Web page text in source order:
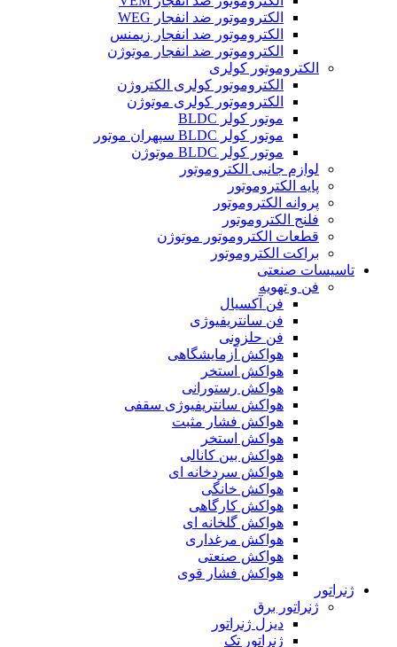
الکتروموتور ضد انفجار WEG
الکتروموتور ضد انفجار زیمنس
الکتروموتور ضد انفجار موتوژن
الکتروموتور کولری
الکتروموتور کولری الکتروژن
الکتروموتور کولری موتوژن
موتور کولر BLDC
موتور کولر BLDC سپهران موتور
موتور کولر BLDC موتوژن
لوازم جانبی الکتروموتور
پایه الکتروموتور
پروانه الکتروموتور
فلنج الکتروموتور
قطعات الکتروموتور موتوژن
براکت الکتروموتور
تاسیسات صنعتی
فن و تهویه
فن آکسیال
فن سانتریفیوژی
فن حلزونی
هواکش آزمایشگاهی
هواکش استخر
هواکش رستورانی
هواکش سانتریفیوژی سقفی
هواکش فشار مثبت
هواکش استخر
هواکش بین کانالی
هواکش سردخانه ای
هواکش خانگی
هواکش کارگاهی
هواکش گلخانه ای
هواکش مرغداری
هواکش صنعتی
هواکش فشار قوی
ژنراتور
ژنراتور برق
دیزل ژنراتور
ژنراتور تک